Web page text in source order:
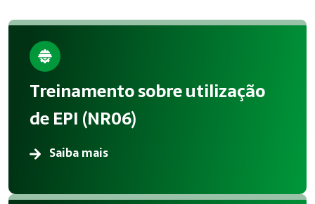
Empresas de todos os portes que possuem empregados
Benefícios da implementação
A aplicação correta de Treinamentos reduz acidentes,
Atendimento em Salto
A Megatrab atua oferecendo consultoria especializada em
Treinamento sobre utilização
de EPI (NR06)
Saiba mais